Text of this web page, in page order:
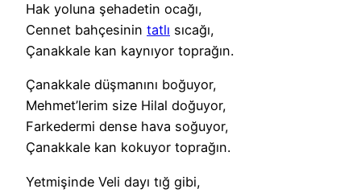
Hak yoluna şehadetin ocağı,
Cennet bahçesinin tatlı sıcağı,
Çanakkale kan kaynıyor toprağın.
Çanakkale düşmanını boğuyor,
Mehmet’lerim size Hilal doğuyor,
Farkedermi dense hava soğuyor,
Çanakkale kan kokuyor toprağın.
Yetmişinde Veli dayı tığ gibi,